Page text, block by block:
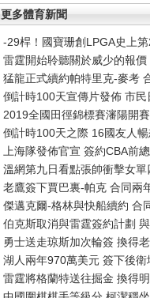
更多體育新聞
-29桿！國寶珊創LPGA史上
雷霆開始聆聽關於威少的報
猛龍正式續約帕特里克-麥考
倒計時100天宣傳片發佈 市
2019全國田徑錦標賽瀋陽開
倒計時100天之際 16國友人
上海隊發佈官宣 簽約CBA前
溫網第九日看點張帥衝擊女
老鷹簽下賈巴裏-帕克 合同兩
傑邁克爾-格林與快船續約 合
伯克斯取消與雷霆簽約計劃
勇士送走琼斯加次輪簽 換得
湖人兩年970萬美元 簽下後衛
雷霆將格蘭特送往掘金 換得